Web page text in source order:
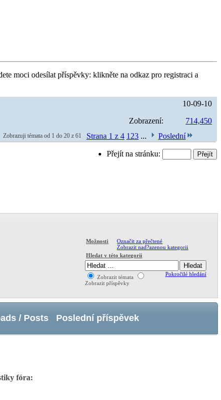
moci odesílat příspěvky: klikněte na odkaz pro registraci a
10-09-10
Zobrazení:
714,450
Strana 1 z 4 1 23 ... Poslední
Přejít na stránku:
Zobrazuji témata od 1 do 20 z 61
Možnosti
Označit za přečtené
Zobrazit nad?azenou kategorii
Hledat v této kategorii
Zobrazit témata
Zobrazit příspěvky
Pokročilé hledání
/ Posts Poslední příspěvek
fóra: